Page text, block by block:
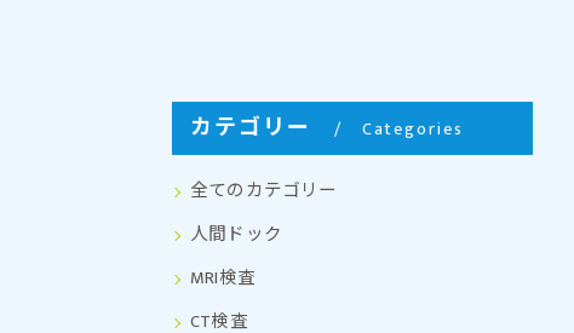
カテゴリー Categories
全てのカテゴリー
人間ドック
MRI検査
CT検査